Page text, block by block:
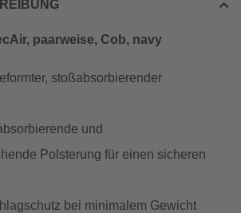
paarweise, Cob, navy
stoßabsorbierender
und
Polsterung für einen sicheren
bei minimalem Gewicht